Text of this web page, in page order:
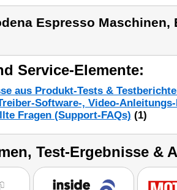
Espresso Maschinen,
Service-Elemente:
aus Produkt-Tests &
Software-, Video-
Fragen (Support-FAQs) (1)
Test-Ergebnisse &